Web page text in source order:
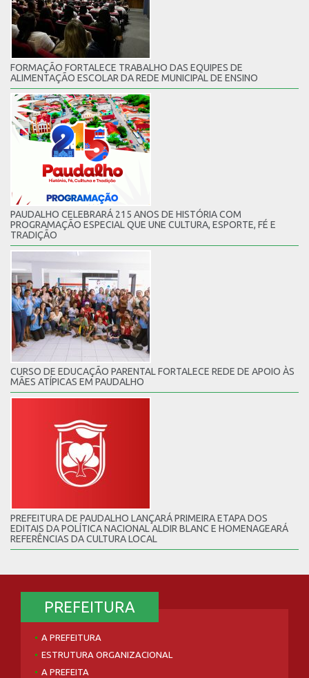
FORMAÇÃO FORTALECE TRABALHO DAS EQUIPES DE
ALIMENTAÇÃO ESCOLAR DA REDE MUNICIPAL DE ENSINO
PAUDALHO CELEBRARÁ 215 ANOS DE HISTÓRIA COM
PROGRAMAÇÃO ESPECIAL QUE UNE CULTURA, ESPORTE, FÉ E
TRADIÇÃO
CURSO DE EDUCAÇÃO PARENTAL FORTALECE REDE DE APOIO ÀS
MÃES ATÍPICAS EM PAUDALHO
PREFEITURA DE PAUDALHO LANÇARÁ PRIMEIRA ETAPA DOS
EDITAIS DA POLÍTICA NACIONAL ALDIR BLANC E HOMENAGEARÁ
REFERÊNCIAS DA CULTURA LOCAL
PREFEITURA
A PREFEITURA
ESTRUTURA ORGANIZACIONAL
A PREFEITA